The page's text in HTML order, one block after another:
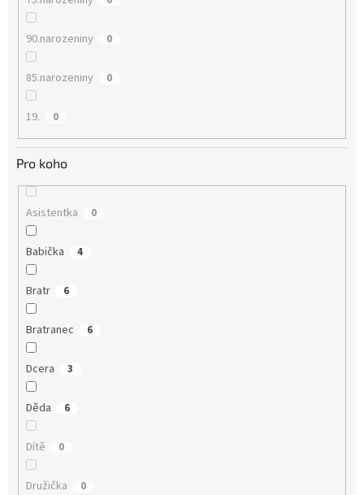
90.narozeniny 0
85.narozeniny 0
19. 0
Pro koho
Asistentka 0
Babička 4
Bratr 6
Bratranec 6
Dcera 3
Děda 6
Dítě 0
Družička 0